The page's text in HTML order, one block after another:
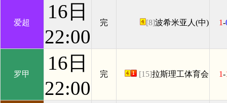
爱超
16日
22:00
完 [8]波希米亚人(中) 1-
罗甲
16日
22:00
完 [15]拉斯理工体育会 1-